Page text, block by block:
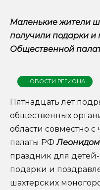
Маленькие жители
получили подарки и
Общественной
НОВОСТИ РЕГИОНА
Пятнадцать лет
общественных
области совместно
палаты РФ
праздник для
подарки и
шахтерских